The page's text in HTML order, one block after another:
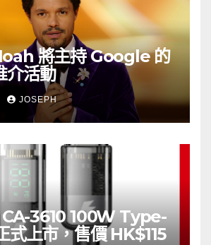
將主持 Google 的
介活動
JOSEPH
3610 100W Type-
式上市，售價 HK$115